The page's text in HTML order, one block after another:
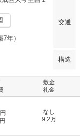
交通
年）
構造
敷金
礼金
なし
9.2万